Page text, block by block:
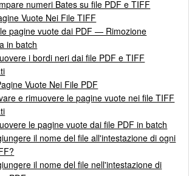
numeri Bates su file PDF e TIFF
Vuote Nei File TIFF
pagine vuote dai PDF — Rimozione
in batch
i bordi neri dai file PDF e TIFF
Vuote Nei File PDF
e rimuovere le pagine vuote nei file TIFF
le pagine vuote dai file PDF in batch
il nome del file all'intestazione di ogni
il nome del file nell'intestazione di